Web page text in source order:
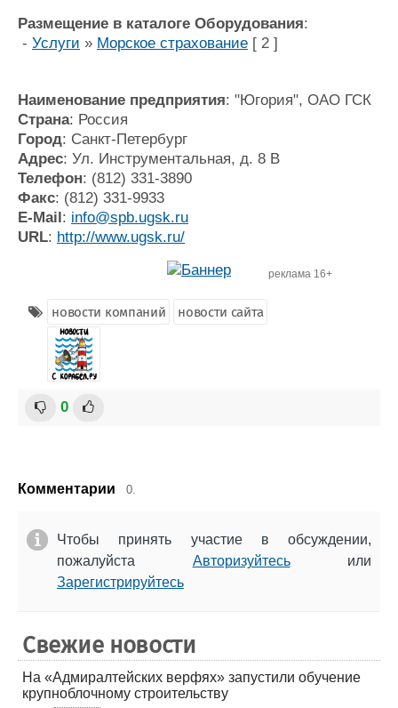
Размещение в каталоге Оборудования:
- Услуги » Морское страхование [ 2 ]
Наименование предприятия: "Югория", ОАО ГСК
Страна: Россия
Город: Санкт-Петербург
Адрес: Ул. Инструментальная, д. 8 В
Телефон: (812) 331-3890
Факс: (812) 331-9933
E-Mail: info@spb.ugsk.ru
URL: http://www.ugsk.ru/
реклама 16+
новости компаний новости сайта
0
Комментарии 0.
Чтобы принять участие в обсуждении,
пожалуйста Авторизуйтесьили
Зарегистрируйтесь
Свежие новости
На «Адмиралтейских верфях» запустили обучение
крупноблочному строительству